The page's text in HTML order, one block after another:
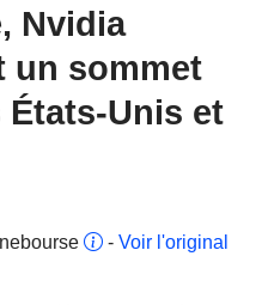
Nvidia
un sommet
Unis et
- Voir l'original